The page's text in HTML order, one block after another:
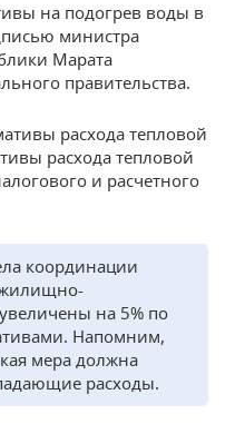
на подогрев воды в
министра
Марата
правительства.
расхода тепловой
расхода тепловой
и расчетного
координации
жилищно-
на 5% по
Напомним,
мера должна
расходы.